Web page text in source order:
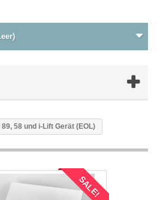
58 und i-Lift Gerät (EOL)
SALE!